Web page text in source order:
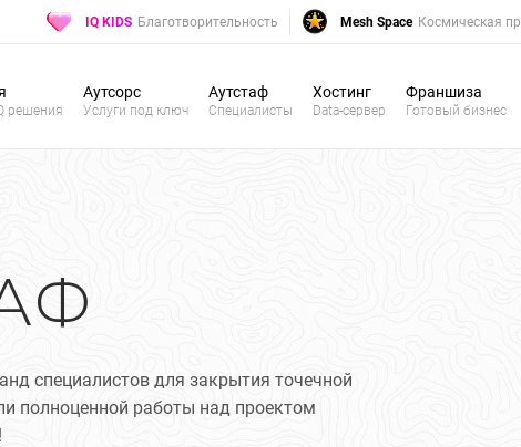
IQ KIDS Благотворительность Mesh Space Космическая
решения
Аутсорс
Услуги под ключ
Аутстаф
Специалисты
Хостинг
Data-сервер
Франшиза
Готовый бизнес
специалистов для закрытия точечной
полноценной работы над проектом